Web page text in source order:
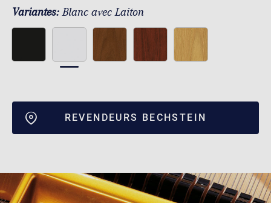
Variantes:Blanc avec Laiton
REVENDEURS BECHSTEIN